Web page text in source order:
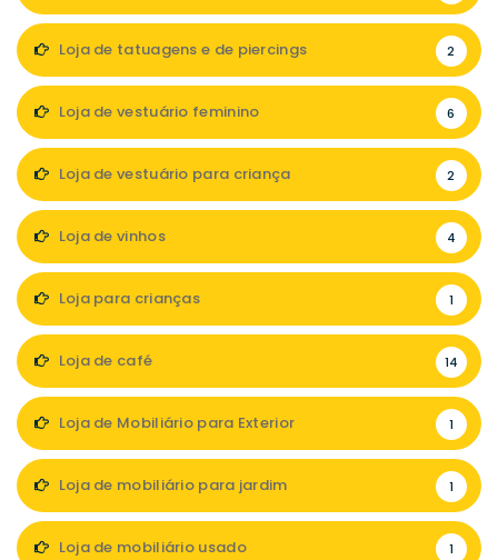
Loja de tatuagens e de piercings 2
Loja de vestuário feminino 6
Loja de vestuário para criança 2
Loja de vinhos 4
Loja para crianças 1
Loja de café 14
Loja de Mobiliário para Exterior 1
Loja de mobiliário para jardim 1
Loja de mobiliário usado 1